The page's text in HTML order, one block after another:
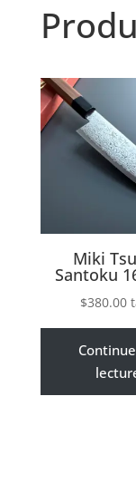
Miki
Santoku
$380.00